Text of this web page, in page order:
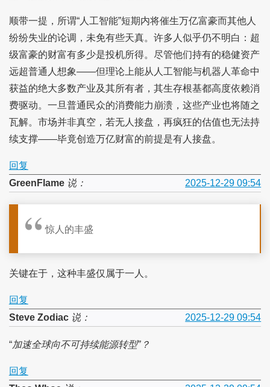
顺带一提，所谓“人工智能”短期内将催生万亿富豪而其他人
纷纷失业的论调，未免有些天真。许多人似乎仍不明白：超
级富豪的财富有多少是投机所得。尽管他们持有的稳健资产
远超普通人想象——但理论上能从人工智能与机器人革命中
获益的绝大多数产业及其所有者，其生存根基都高度依赖消
费驱动。一旦普通民众的消费能力崩溃，这些产业也将随之
瓦解。市场并非真空，若无人接盘，再疯狂的估值也无法持
续支撑——毕竟创造万亿财富的前提是有人接盘。
回复
GreenFlame说： 2025-12-29 09:54
惊人的丰盛
关键在于，这种丰盛仅属于一人。
回复
Steve Zodiac说： 2025-12-29 09:54
“加速全球向不可持续能源转型”？
回复